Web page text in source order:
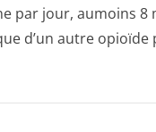
par jour, aumoins
d’un autre opioïde